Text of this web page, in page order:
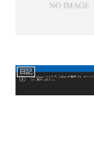
日記